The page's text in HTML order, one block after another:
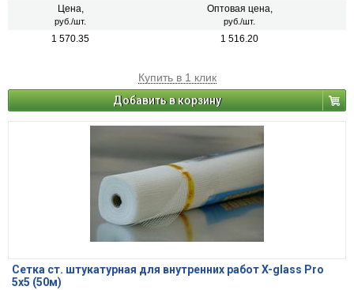
Цена,
руб./шт.
Оптовая цена,
руб./шт.
1 570.35 1 516.20
Купить в 1 клик
Добавить в корзину
Сетка ст. штукатурная для внутренних работ X-glass Pro
5х5 (50м)